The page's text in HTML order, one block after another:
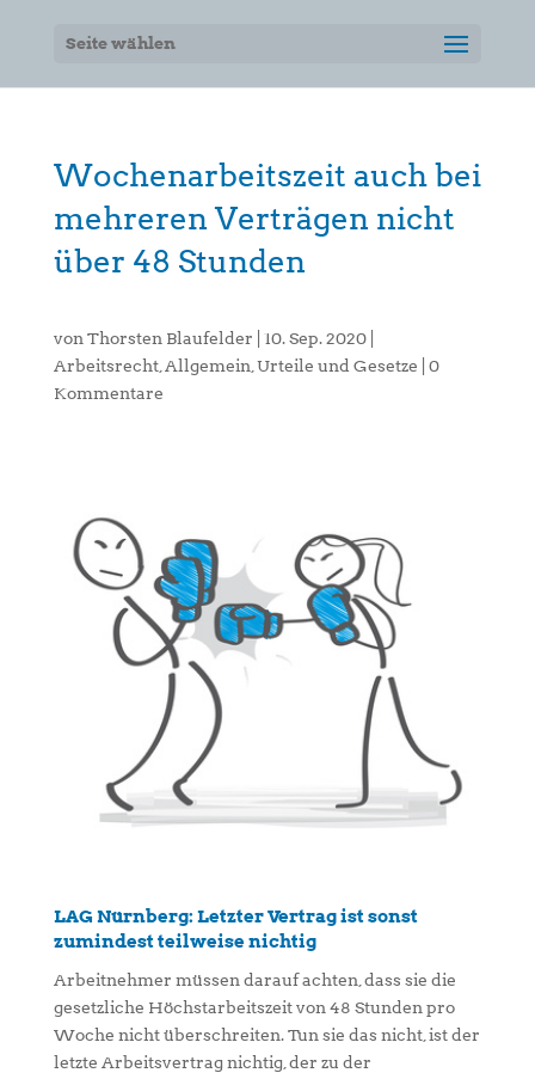
Seite wählen
Wochenarbeitszeit auch bei
mehreren Verträgen nicht
über 48 Stunden
von Thorsten Blaufelder 10. Sep. 2020|
Arbeitsrecht, Allgemein Urteile und Gesetze
0
Kommentare
LAG Nürnberg: Letzter Vertrag ist sonst
zumindest teilweise nichtig
Arbeitnehmer müssen darauf achten, dass sie die
gesetzliche Höchstarbeitszeit von 48 Stunden pro
Woche nicht überschreiten. Tun sie das nicht, ist der
letzte Arbeitsvertrag nichtig, der zu der